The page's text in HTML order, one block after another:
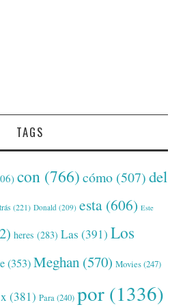
TAGS
con (766) cómo (507) del
(221) Donald (209) esta (606) Este
heres (283) Las (391) Los
(353) Meghan (570) Movies(247)
(381) Para(240) por (1336)